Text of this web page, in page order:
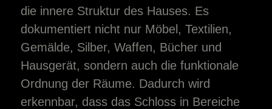
die innere Struktur des Hauses. Es
dokumentiert nicht nur Möbel, Textilien,
Gemälde, Silber, Waffen, Bücher und
Hausgerät, sondern auch die funktionale
Ordnung der Räume. Dadurch wird
erkennbar, dass das Schloss in Bereiche